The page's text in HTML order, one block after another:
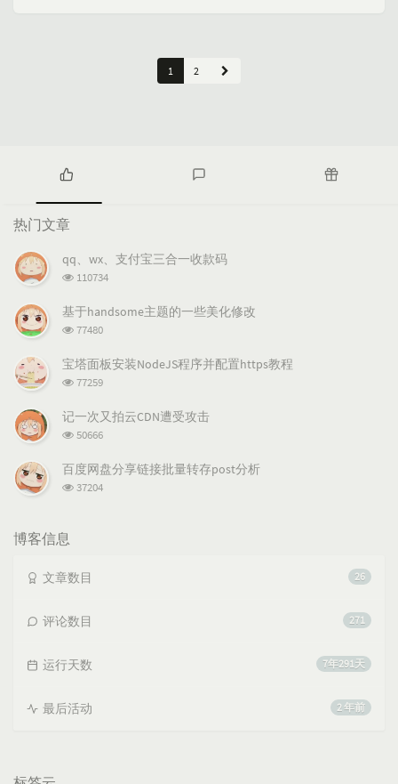
1 2
热
门
文
论
热门文章
qq、wx、支付宝三合一收款码
浏
次
数:
110734
基于handsome主题的一些美化修改
浏
次
数:
77480
宝塔面板安装NodeJS程序并配置https教程
浏
77259
记一次又拍云CDN遭受攻击
浏
次
数:
50666
百度网盘分享链接批量转存post分析
浏
37204
博客信息
26
文章数目
271
评论数目
7年291天
运行天数
2 年前
最后活动